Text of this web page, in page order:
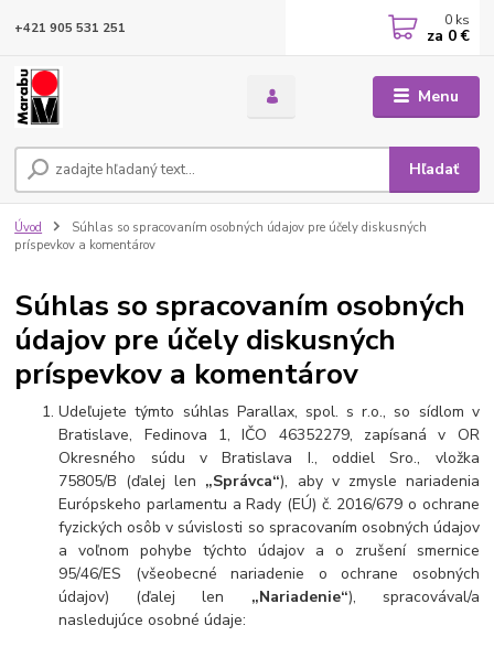
Menu
Hľadať
+421 905 531 251 0 ks
za 0 €
Úvod
Súhlas so spracovaním osobných údajov pre účely diskusných
príspevkov a komentárov
Súhlas so spracovaním osobných
údajov pre účely diskusných
príspevkov a komentárov
Udeľujete týmto súhlas Parallax, spol. s r.o., so sídlom v
Bratislave, Fedinova 1, IČO 46352279, zapísaná v OR
Okresného súdu v Bratislava I., oddiel Sro., vložka
75805/B (ďalej len „Správca“), aby v zmysle nariadenia
Európskeho parlamentu a Rady (EÚ) č. 2016/679 o ochrane
fyzických osôb v súvislosti so spracovaním osobných údajov
a voľnom pohybe týchto údajov a o zrušení smernice
95/46/ES (všeobecné nariadenie o ochrane osobných
údajov) (ďalej len „Nariadenie“), spracovával/a
nasledujúce osobné údaje: